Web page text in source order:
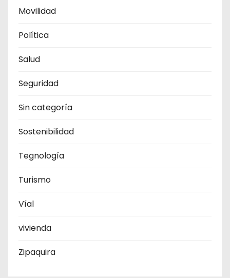
Movilidad
Política
Salud
Seguridad
Sin categoría
Sostenibilidad
Tegnología
Turismo
Víal
vivienda
Zipaquira